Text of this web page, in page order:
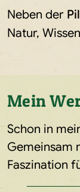
Neben der
Natur,
Mein
Schon in
Gemeinsam
Faszination